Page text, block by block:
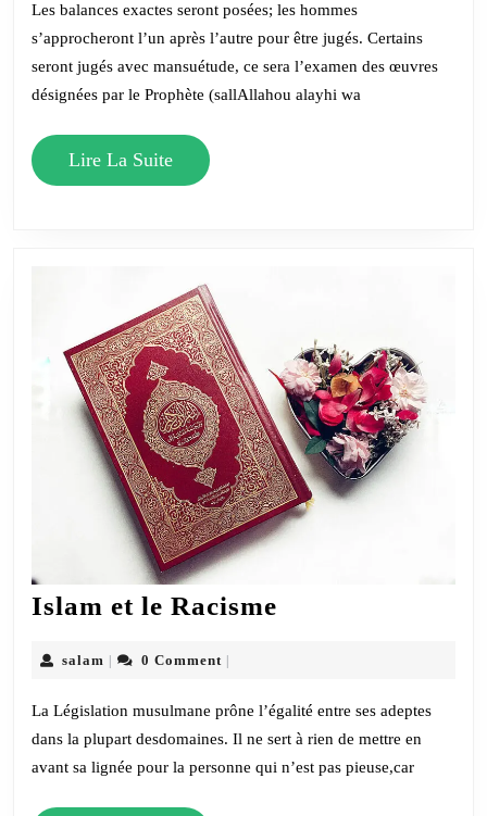
du
jugement
Les balances exactes seront posées; les hommes
s’approcheront l’un après l’autre pour être jugés. Certains
seront jugés avec mansuétude, ce sera l’examen des œuvres
désignées par le Prophète (sallAllahou alayhi wa
Lire La SuiteLire
La
Islam et le Racisme
Racisme
salam salam
| 0 Comment |
La Législation musulmane prône l’égalité entre ses adeptes
dans la plupart desdomaines. Il ne sert à rien de mettre en
avant sa lignée pour la personne qui n’est pas pieuse,car